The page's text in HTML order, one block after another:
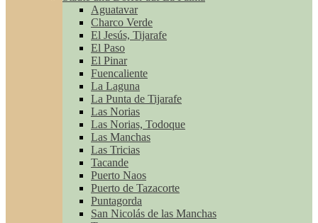
Aguatavar
Charco Verde
El Jesús, Tijarafe
El Paso
El Pinar
Fuencaliente
La Laguna
La Punta de Tijarafe
Las Norias
Las Norias, Todoque
Las Manchas
Las Tricias
Tacande
Puerto Naos
Puerto de Tazacorte
Puntagorda
San Nicolás de las Manchas